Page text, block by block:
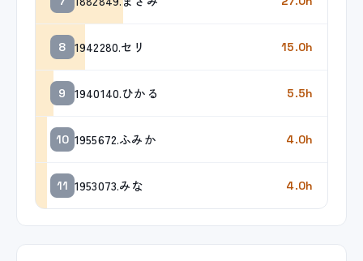
8 1942280.セリ 15.0h
9 1940140.ひかる 5.5h
10 1955672.ふみか 4.0h
11 1953073.みな 4.0h